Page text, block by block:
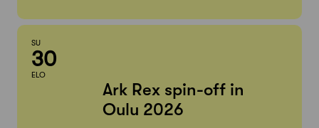
SU
30
ELO
Ark Rex spin-off in
Oulu 2026